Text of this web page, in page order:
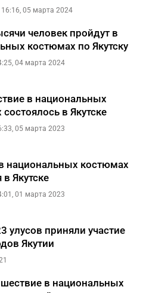
16:16, 05 марта 2024
человек пройдут в
костюмах по Якутску
04 марта 2024
в национальных
в Якутске
05 марта 2023
национальных костюмах
в Якутске
01 марта 2023
улусов приняли участие
Якутии
в национальных